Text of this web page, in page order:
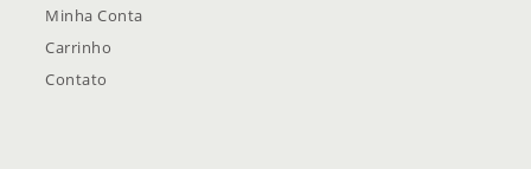
Minha Conta
Carrinho
Contato